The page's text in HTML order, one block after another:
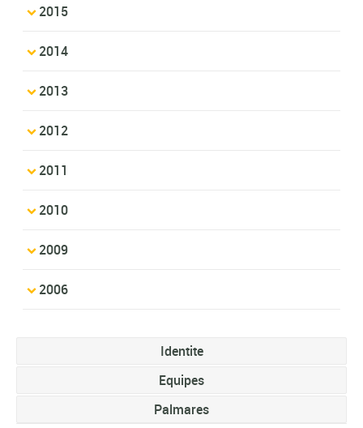
2015
2014
2013
2012
2011
2010
2009
2006
Identite
Equipes
Palmares